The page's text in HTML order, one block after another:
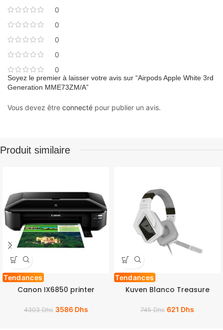
0
0
0
0
0
Soyez le premier à laisser votre avis sur “Airpods Apple White 3rd
Generation MME73ZM/A”
Vous devez être connecté pour publier un avis.
Produit similaire
Tendances
Canon IX6850 printer
4303Dhs 3586 Dhs
Tendances
Kuven Blanco Treasure
745Dhs 621 Dhs